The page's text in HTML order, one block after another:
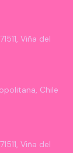
Viña del
Chile
Viña del